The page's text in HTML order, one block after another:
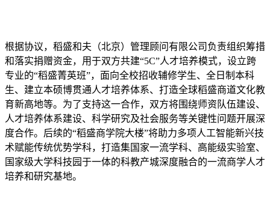
根据协议，稻盛和夫（北京）管理顾问有限公司负责组织筹措
和落实捐赠资金，用于双方共建“5C”人才培养模式，设立跨
专业的“稻盛菁英班”，面向全校招收辅修学生、全日制本科
生、建立本硕博贯通人才培养体系、打造全球稻盛商道文化教
育新高地等。为了支持这一合作，双方将围绕师资队伍建设、
人才培养体系建设、科学研究及社会服务等关键性问题开展深
度合作。后续的“稻盛商学院大楼”将助力多项人工智能新兴技
术赋能传统优势学科，打造集国家一流学科、高能级实验室、
国家级大学科技园于一体的科教产城深度融合的一流商学人才
培养和研究基地。